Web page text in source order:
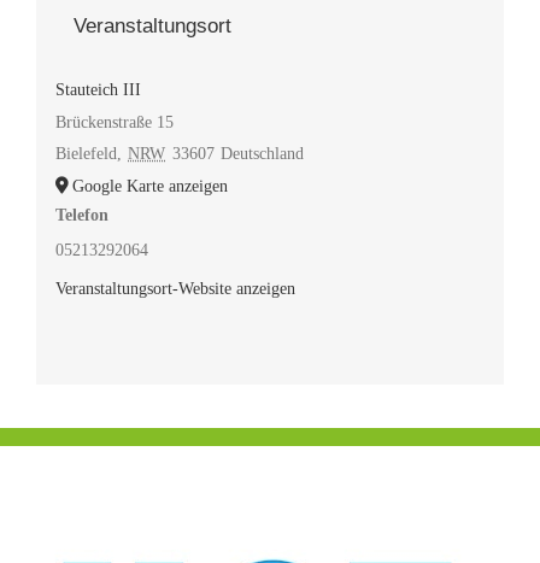
Veranstaltungsort
Stauteich III
Brückenstraße 15
Bielefeld, NRW 33607 Deutschland
Google Karte anzeigen
Telefon
05213292064
Veranstaltungsort-Website anzeigen